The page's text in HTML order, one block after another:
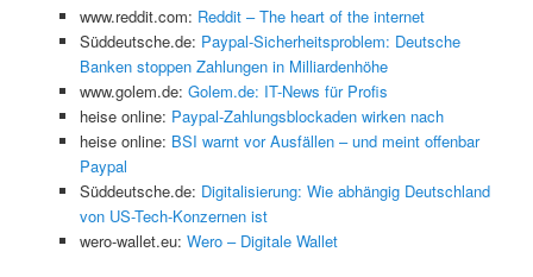
www.reddit.com: Reddit – The heart of the internet
Süddeutsche.de: Paypal-Sicherheitsproblem: Deutsche
Banken stoppen Zahlungen in Milliardenhöhe
www.golem.de: Golem.de: IT-News für Profis
heise online: Paypal-Zahlungsblockaden wirken nach
heise online: BSI warnt vor Ausfällen – und meint offenbar
Paypal
Süddeutsche.de: Digitalisierung: Wie abhängig Deutschland
von US-Tech-Konzernen ist
wero-wallet.eu: Wero – Digitale Wallet